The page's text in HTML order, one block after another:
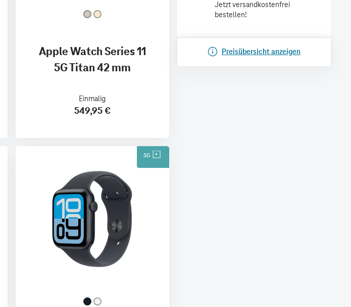
Apple Watch Series 11
5G Titan 42 mm
Einmalig
549,95 €
5G
Jetzt versandkostenfrei
bestellen!
Preisübersicht anzeigen